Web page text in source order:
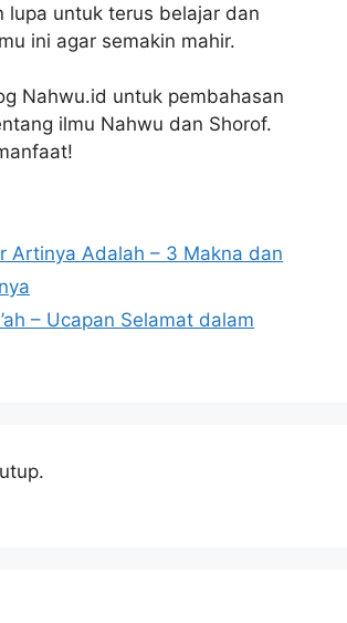
lupa untuk terus belajar dan
ini agar semakin mahir.
Nahwu.id untuk pembahasan
ilmu Nahwu dan Shorof.
Artinya Adalah – 3 Makna dan
– Ucapan Selamat dalam